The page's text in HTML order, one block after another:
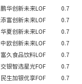
鹏华创新未来LOF
0.7
添富创新未来LOF
0.7
华夏创新未来LOF
0.7
中欧创新未来LOF
0.7
富久食品饮料LOF
0.7
交银智选星光FOF
0.7
民生加银优享FOF
0.7